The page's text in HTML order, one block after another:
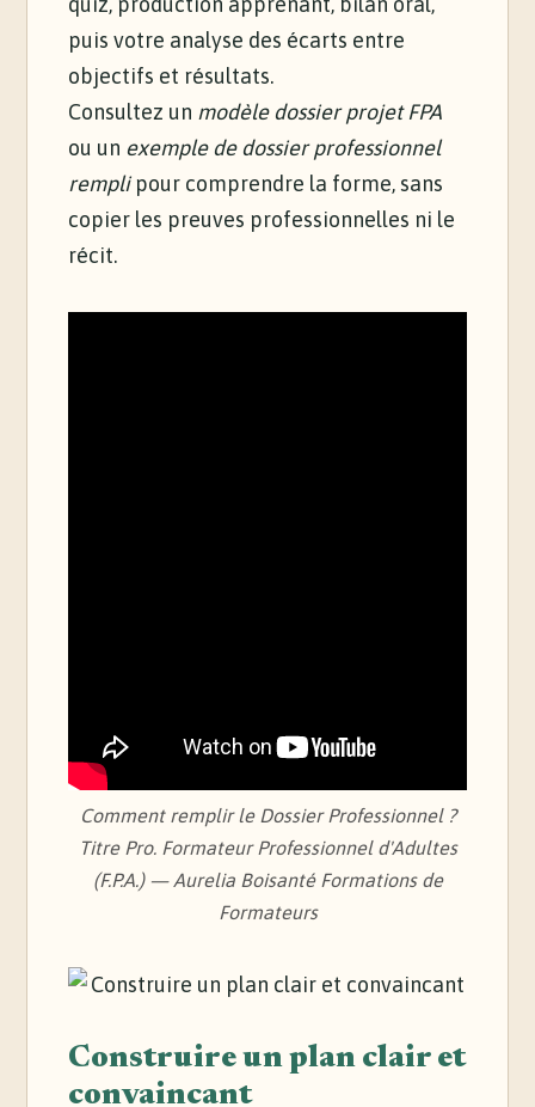
puis votre analyse des écarts entre
objectifs et résultats.
Consultez un modèle dossier projet FPA
ou un exemple de dossier professionnel
remplipour comprendre la forme, sans
copier les preuves professionnelles ni le
récit.
Comment remplir le Dossier Professionnel ?
Titre Pro. Formateur Professionnel d'Adultes
(F.P.A.) — Aurelia Boisanté Formations de
Formateurs
Construire un plan clair et
convaincant